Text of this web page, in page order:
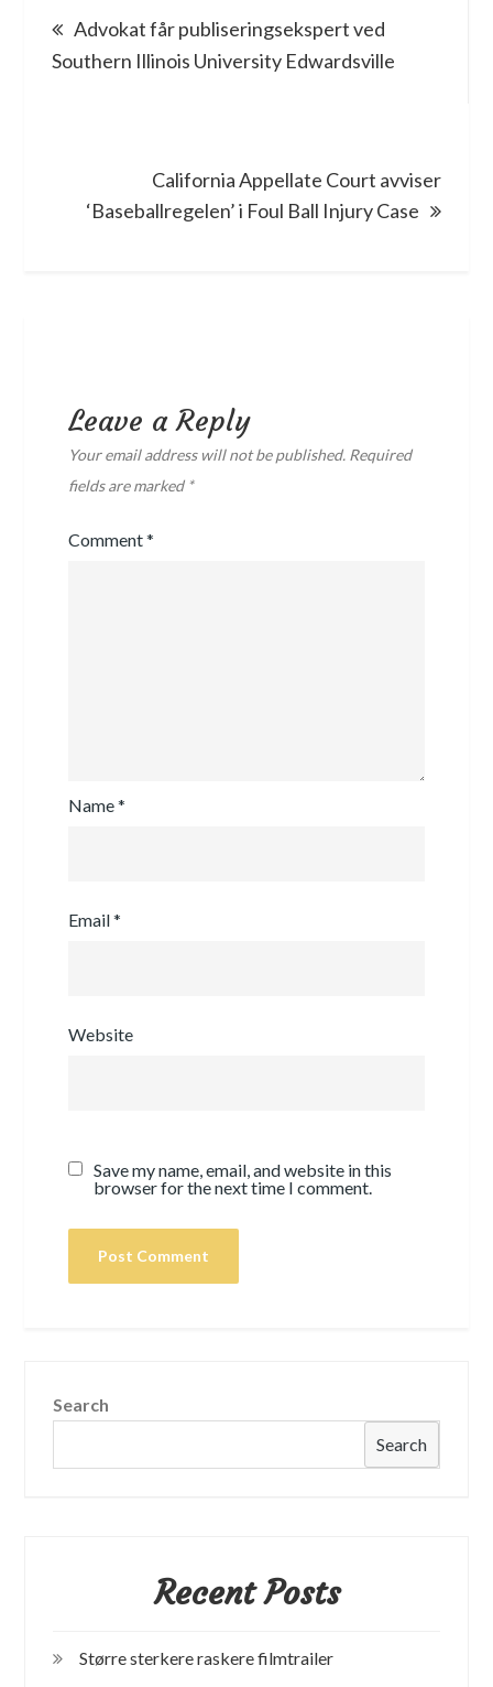
navigation
Advokat får publiseringsekspert ved
Southern Illinois University Edwardsville
California Appellate Court avviser
‘Baseballregelen’ i Foul Ball Injury Case
Leave a Reply
Your email address will not be published. Required
fields are marked *
Comment*
Name*
Email*
Website
Save my name, email, and website in this
browser for the next time I comment.
Search
Search
Recent Posts
Større sterkere raskere filmtrailer